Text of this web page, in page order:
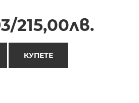
215,00лв.
КУПЕТЕ